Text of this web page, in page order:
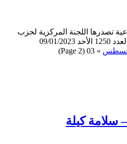
تصدرها اللجنة المركزية لحزب
2023
»
03
(Page 2)
كيلة